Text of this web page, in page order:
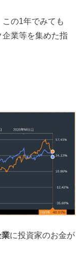
の1年でみても
企業等を集めた指
業に投資家のお金が